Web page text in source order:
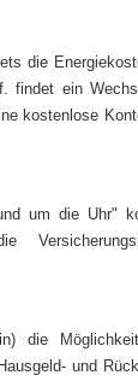
die
findet ein
kostenlose
um die Uhr"
die
und